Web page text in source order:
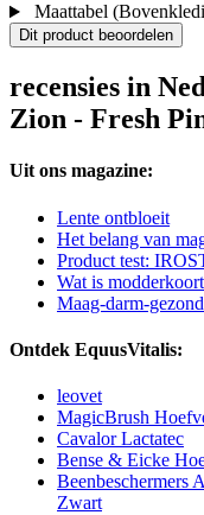
Maattabel
Dit product beoordelen
recensies in
Zion - Fresh
Uit ons magazine:
Lente ontbloeit
Het belang van
Product test:
Wat is
Maag-darm-
Ontdek EquusVitalis:
leovet
MagicBrush
Cavalor Lactatec
Bense & Eicke
Zwart